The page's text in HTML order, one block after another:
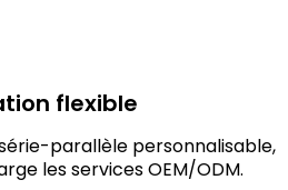
flexible
parallèle personnalisable,
les services OEM/ODM.